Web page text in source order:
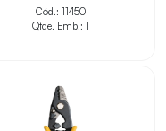
Cód.: 11450
Qtde. Emb.: 1